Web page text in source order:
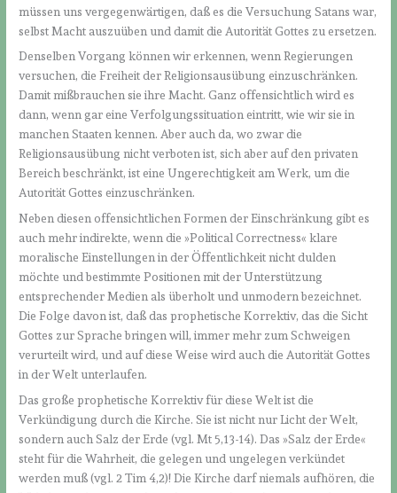
müssen uns vergegenwärtigen, daß es die Versuchung Satans war,
selbst Macht auszuüben und damit die Autorität Gottes zu ersetzen.
Denselben Vorgang können wir erkennen, wenn Regierungen
versuchen, die Freiheit der Religionsausübung einzuschränken.
Damit mißbrauchen sie ihre Macht. Ganz offensichtlich wird es
dann, wenn gar eine Verfolgungssituation eintritt, wie wir sie in
manchen Staaten kennen. Aber auch da, wo zwar die
Religionsausübung nicht verboten ist, sich aber auf den privaten
Bereich beschränkt, ist eine Ungerechtigkeit am Werk, um die
Autorität Gottes einzuschränken.
Neben diesen offensichtlichen Formen der Einschränkung gibt es
auch mehr indirekte, wenn die »Political Correctness« klare
moralische Einstellungen in der Öffentlichkeit nicht dulden
möchte und bestimmte Positionen mit der Unterstützung
entsprechender Medien als überholt und unmodern bezeichnet.
Die Folge davon ist, daß das prophetische Korrektiv, das die Sicht
Gottes zur Sprache bringen will, immer mehr zum Schweigen
verurteilt wird, und auf diese Weise wird auch die Autorität Gottes
in der Welt unterlaufen.
Das große prophetische Korrektiv für diese Welt ist die
Verkündigung durch die Kirche. Sie ist nicht nur Licht der Welt,
sondern auch Salz der Erde (vgl. Mt 5,13-14). Das »Salz der Erde«
steht für die Wahrheit, die gelegen und ungelegen verkündet
werden muß (vgl. 2 Tim 4,2)! Die Kirche darf niemals aufhören, die